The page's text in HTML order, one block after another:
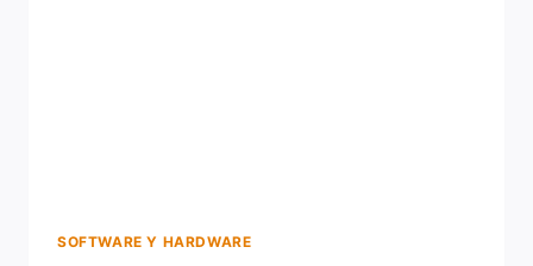
SOFTWARE Y HARDWARE